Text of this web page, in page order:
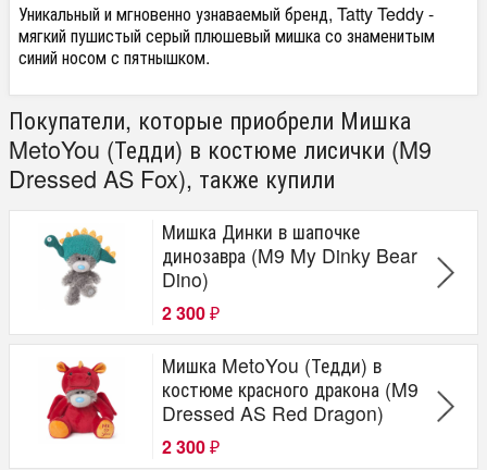
Уникальный и мгновенно узнаваемый бренд, Tatty Teddy -
мягкий пушистый серый плюшевый мишка со знаменитым
синий носом с пятнышком.
Покупатели, которые приобрели Мишка
MetoYou (Тедди) в костюме лисички (M9
Dressed AS Fox), также купили
Мишка Динки в шапочке
динозавра (M9 My Dinky Bear
Dino)
2 300 ₽
Мишка MetoYou (Тедди) в
костюме красного дракона (M9
Dressed AS Red Dragon)
2 300 ₽